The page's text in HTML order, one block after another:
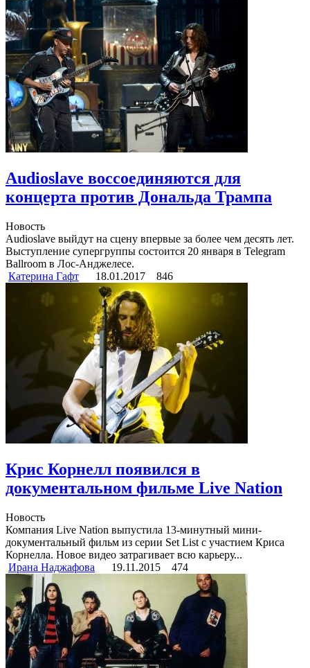
Audioslave воссоединяются для
концерта против Дональда Трампа
Новость
Audioslave выйдут на сцену впервые за более чем десять лет.
Выступление супергруппы состоится 20 января в Telegram
Ballroom в Лос-Анджелесе.
Катерина Гафт
18.01.2017 846
Крис Корнелл появился в
документальном фильме Live Nation
Новость
Компания Live Nation выпустила 13-минутный мини-
документальный фильм из серии Set List с участием Криса
Корнелла. Новое видео затрагивает всю карьеру...
Ирана Наджафова
19.11.2015 474